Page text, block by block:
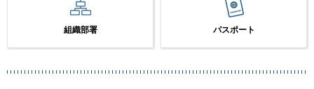
組織部署 パスポート